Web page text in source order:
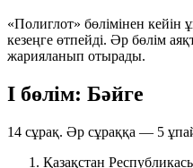
«Полиглот» бөлімінен кейін
кезеңге өтпейді. Әр бөлім
жарияланып отырады.
І бөлім: Бәйге
14 сұрақ. Әр сұраққа — 5
Қазақстан